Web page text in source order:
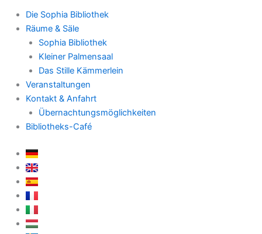
Die Sophia Bibliothek
Räume & Säle
Sophia Bibliothek
Kleiner Palmensaal
Das Stille Kämmerlein
Veranstaltungen
Kontakt & Anfahrt
Übernachtungsmöglichkeiten
Bibliotheks-Café